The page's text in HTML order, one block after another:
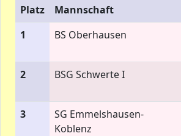
Platz Mannschaft
1
BS Oberhausen
2
BSG Schwerte I
3
SG Emmelshausen-
Koblenz